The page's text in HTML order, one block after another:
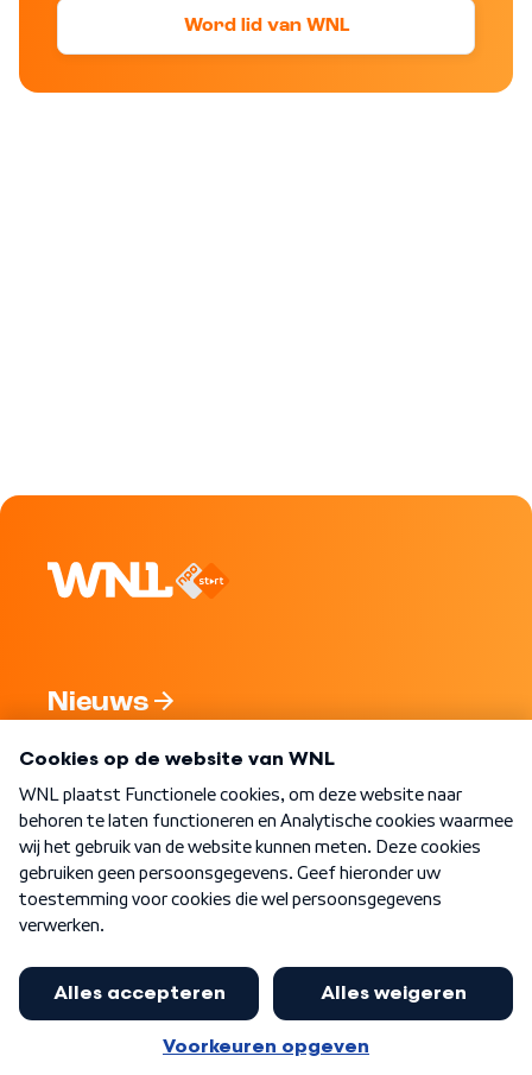
Word lid van WNL
Nieuws
Nieuwsbrief
Word Lid